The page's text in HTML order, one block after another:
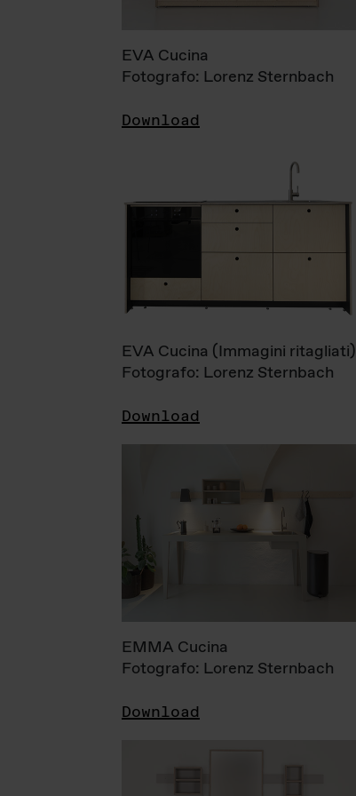
EVA Cucina
Fotografo: Lorenz Sternbach
Download
EVA Cucina (Immagini ritagliati)
Fotografo: Lorenz Sternbach
Download
EMMA Cucina
Fotografo: Lorenz Sternbach
Download